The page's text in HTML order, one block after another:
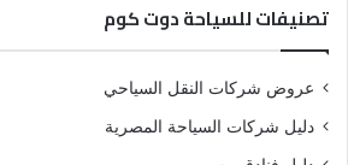
تصنيفات للسياحة دوت كوم
عروض شركات النقل السياحي
دليل شركات السياحة المصرية